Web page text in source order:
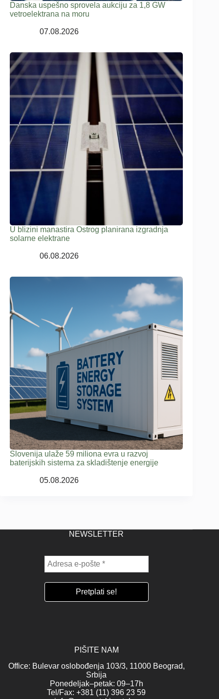
Danska uspešno sprovela aukciju za 1,8 GW
vetroelektrana na moru
07.08.2026
U blizini manastira Ostrog planirana izgradnja
solarne elektrane
06.08.2026
Slovenija ulaže 59 miliona evra u razvoj
baterijskih sistema za skladištenje energije
05.08.2026
NEWSLETTER
PIŠITE NAM
Office: Bulevar oslobođenja 103/3, 11000 Beograd,
Srbija
Ponedeljak–petak: 09–17h
Tel/Fax: +381 (11) 396 23 59